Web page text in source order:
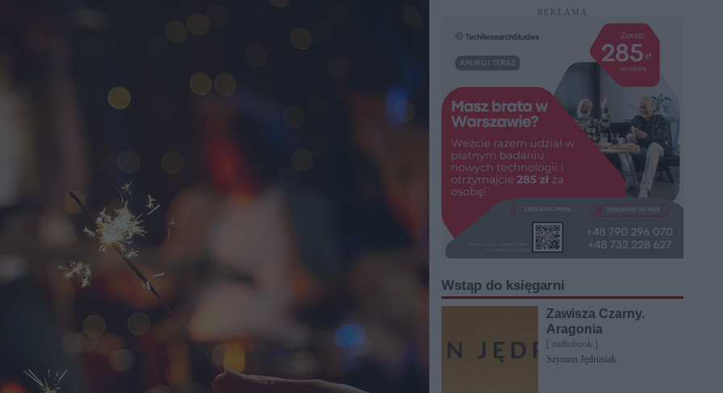
REKLAMA
Wstąp do księgarni
Zawisza Czarny.
Aragonia
[ audiobook ]
Szymon Jędrusiak